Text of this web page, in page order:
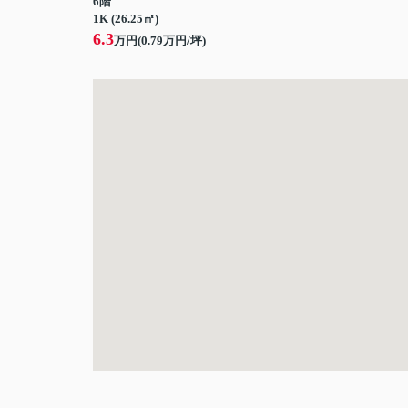
1K (26.25㎡)
6.3万円(0.79万円/坪)